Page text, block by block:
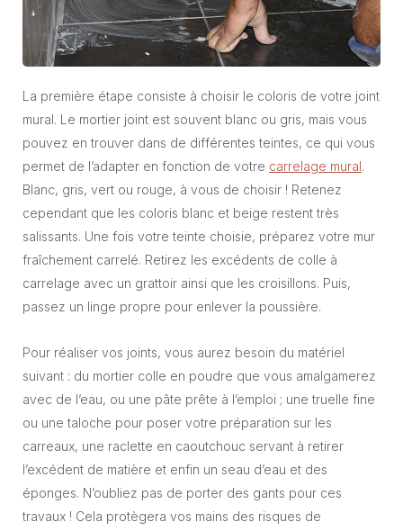
La première étape consiste à choisir le coloris de votre joint
mural. Le mortier joint est souvent blanc ou gris, mais vous
pouvez en trouver dans de différentes teintes, ce qui vous
permet de l’adapter en fonction de votre carrelage mural.
Blanc, gris, vert ou rouge, à vous de choisir ! Retenez
cependant que les coloris blanc et beige restent très
salissants. Une fois votre teinte choisie, préparez votre mur
fraîchement carrelé. Retirez les excédents de colle à
carrelage avec un grattoir ainsi que les croisillons. Puis,
passez un linge propre pour enlever la poussière.
Pour réaliser vos joints, vous aurez besoin du matériel
suivant : du mortier colle en poudre que vous amalgamerez
avec de l’eau, ou une pâte prête à l’emploi ; une truelle fine
ou une taloche pour poser votre préparation sur les
carreaux, une raclette en caoutchouc servant à retirer
l’excédent de matière et enfin un seau d’eau et des
éponges. N’oubliez pas de porter des gants pour ces
travaux ! Cela protègera vos mains des risques de